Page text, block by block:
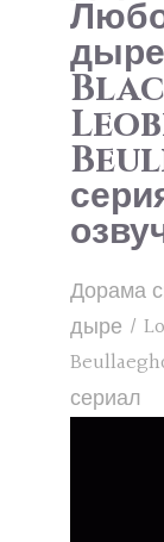
Дорама
дыре /
сериал